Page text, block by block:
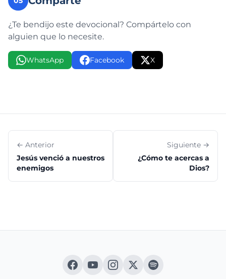
¿Te bendijo este devocional? Compártelo con
alguien que lo necesite.
WhatsApp Facebook X
← Anterior
Jesús venció a nuestros
enemigos
Siguiente →
¿Cómo te acercas a
Dios?